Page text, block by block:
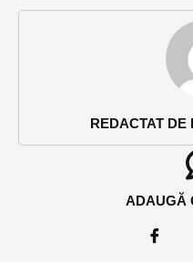
REDACTAT DE
ADAUGĂ